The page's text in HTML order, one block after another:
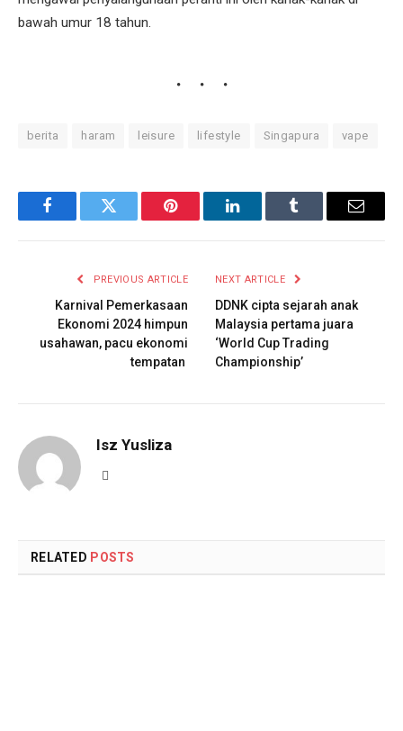
bawah umur 18 tahun.
berita haram leisure lifestyle Singapura vape
FacebookTwitter Pinterest LinkedInTumblr Email
PREVIOUS ARTICLE
Karnival Pemerkasaan
Ekonomi 2024 himpun
usahawan, pacu ekonomi
tempatan
NEXT ARTICLE
DDNK cipta sejarah anak
Malaysia pertama juara
‘World Cup Trading
Championship’
Isz Yusliza
RELATED POSTS